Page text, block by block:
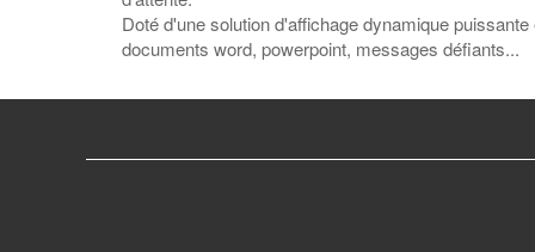
Doté d'une solution d'affichage dynamique
documents word, powerpoint, messages défiants...